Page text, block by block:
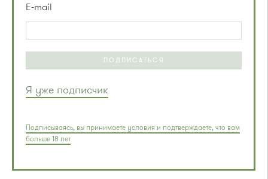
E-mail
ПОДПИСАТЬСЯ
Я уже подписчик
Подписываясь, вы принимаете условия и подтверждаете, что вам
больше 18 лет